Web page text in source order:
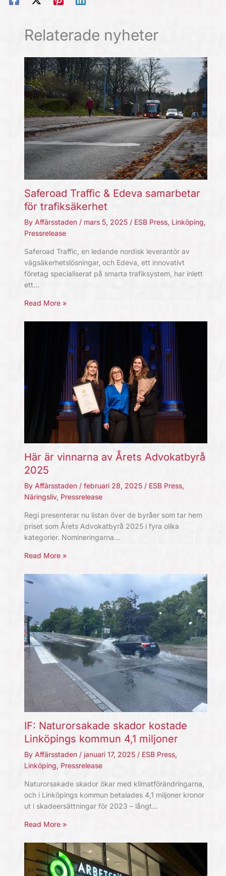
Relaterade nyheter
Saferoad Traffic & Edeva samarbetar
för trafiksäkerhet
By Affärsstaden / mars 5, 2025 / ESB Press, Linköping,
Pressrelease
Saferoad Traffic, en ledande nordisk leverantör av
vägsäkerhetslösningar, och Edeva, ett innovativt
företag specialiserat på smarta trafiksystem, har inlett
ett…
Read More »
Här är vinnarna av Årets Advokatbyrå
2025
By Affärsstaden / februari 28, 2025 / ESB Press,
Näringsliv, Pressrelease
Regi presenterar nu listan över de byråer som tar hem
priset som Årets Advokatbyrå 2025 i fyra olika
kategorier. Nomineringarna…
Read More »
IF: Naturorsakade skador kostade
Linköpings kommun 4,1 miljoner
By Affärsstaden / januari 17, 2025 / ESB Press,
Linköping, Pressrelease
Naturorsakade skador ökar med klimatförändringarna,
och i Linköpings kommun betalades 4,1 miljoner kronor
ut i skadeersättningar för 2023 – långt…
Read More »